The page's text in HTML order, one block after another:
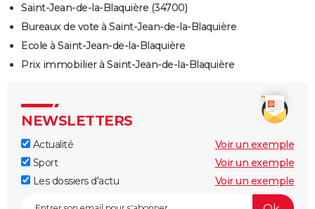
Saint-Jean-de-la-Blaquière (34700)
Bureaux de vote à Saint-Jean-de-la-Blaquière
Ecole à Saint-Jean-de-la-Blaquière
Prix immobilier à Saint-Jean-de-la-Blaquière
NEWSLETTERS
Actualité
Voir un exemple
Sport
Voir un exemple
Les dossiers d'actu
Voir un exemple